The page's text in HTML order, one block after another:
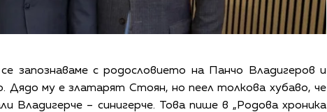
запознаваме с родословието на Панчо Владигеров и
Дядо му е златарят Стоян, но пеел толкова хубаво, че
Владигерче – синигерче. Това пише в „Родова хроника